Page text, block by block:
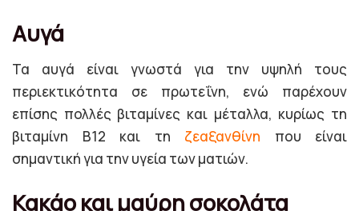
Αυγά
Τα αυγά είναι γνωστά για την υψηλή τους
περιεκτικότητα σε πρωτεΐνη, ενώ παρέχουν
επίσης πολλές βιταμίνες και μέταλλα, κυρίως τη
βιταμίνη B12 και τη ζεαξανθίνη που είναι
σημαντική για την υγεία των ματιών.
Κακάο και μαύρη σοκολάτα